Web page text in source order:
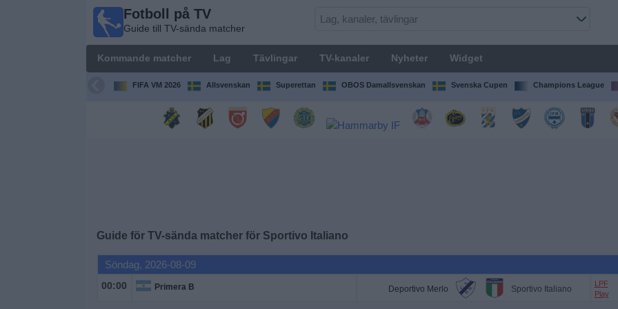
Fotboll på TV
Guide till TV-sända matcher
Kommande matcher Lag Tävlingar TV-kanaler Nyheter Widget
FIFA VM 2026 Allsvenskan Superettan OBOS Damallsvenskan Svenska Cupen Champions League
Guide för TV-sända matcher för Sportivo Italiano
Söndag, 2026-08-09
00:00 Primera B Deportivo Merlo Sportivo Italiano
LPF
Play